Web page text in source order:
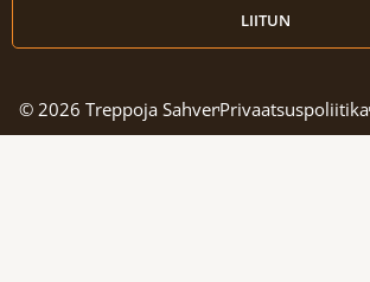
LIITUN
© 2026 Treppoja SahverPrivaatsuspoliitika